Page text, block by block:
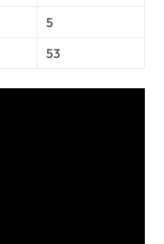
5
53